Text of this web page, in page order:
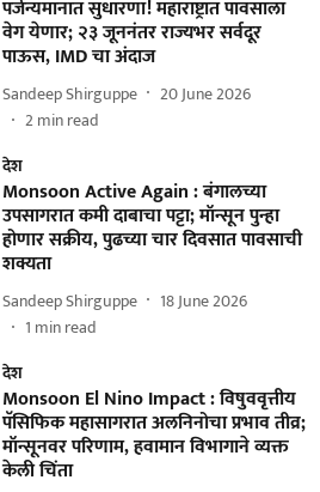
पर्जन्यमानात सुधारणा! महाराष्ट्रात पावसाला
वेग येणार; २३ जूननंतर राज्यभर सर्वदूर
पाऊस, IMD चा अंदाज
Sandeep Shirguppe
20 June 2026
2min read
देश
Monsoon Active Again : बंगालच्या
उपसागरात कमी दाबाचा पट्टा; मॉन्सून पुन्हा
होणार सक्रीय, पुढच्या चार दिवसात पावसाची
शक्यता
Sandeep Shirguppe
18 June 2026
1 min read
देश
Monsoon El Nino Impact : विषुववृत्तीय
पॅसिफिक महासागरात अलनिनोचा प्रभाव तीव्र;
मॉन्सूनवर परिणाम, हवामान विभागाने व्यक्त
केली चिंता